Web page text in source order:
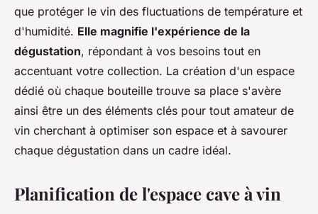
que protéger le vin des fluctuations de température et
d'humidité. Elle magnifie l'expérience de la
dégustation, répondant à vos besoins tout en
accentuant votre collection. La création d'un espace
dédié où chaque bouteille trouve sa place s'avère
ainsi être un des éléments clés pour tout amateur de
vin cherchant à optimiser son espace et à savourer
chaque dégustation dans un cadre idéal.
Planification de l'espace cave à vin